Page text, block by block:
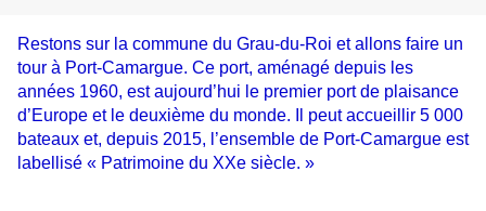
Restons sur la commune du Grau-du-Roi et allons faire un
tour à Port-Camargue. Ce port, aménagé depuis les
années 1960, est aujourd’hui le premier port de plaisance
d’Europe et le deuxième du monde. Il peut accueillir 5 000
bateaux et, depuis 2015, l’ensemble de Port-Camargue est
labellisé « Patrimoine du XXe siècle. »